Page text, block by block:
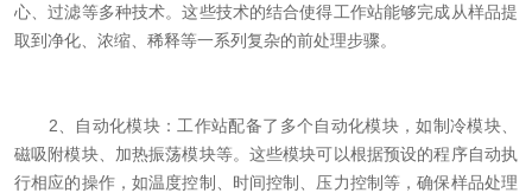
心、过滤等多种技术。这些技术的结合使得工作站能够完成从样品提
取到净化、浓缩、稀释等一系列复杂的前处理步骤。
2、自动化模块：工作站配备了多个自动化模块，如制冷模块、
磁吸附模块、加热振荡模块等。这些模块可以根据预设的程序自动执
行相应的操作，如温度控制、时间控制、压力控制等，确保样品处理